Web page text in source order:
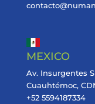
MEXICO
Av. Insurgentes
Cuauhtémoc,
+52 5594187334